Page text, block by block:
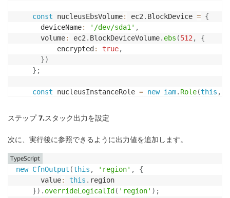
})
new route53.CnameRecord(this, `CnameApiRecord
      recordName
: fullDomain
      zone
      domainName
const revProxyCertAssociationPolicy
new iam.PolicyStatement({
]
    proxyInstanceRole
.addManagedPolicy
const nucleusEbsVolume: ec2. BlockDevice = {
      deviceName
: '/dev/sda1' ,
      volume
: ec2. BlockDeviceVolume. ebs (512,
{
          encrypted
: true,
})
} ;
const nucleusInstanceRole = new iam. Role(this ,
      description
'EC2 Instance Role'
      managedPolicies
:
          iam
. ManagedPolicy fromAwsManagedPolicyName
] ,
      inlinePolicies
        getBucketObjectsPolicy
:
}
})
ステップ 7.スタック出力を設定
次に、実行後に参照できるように出力値を追加します。
new CfnOutput (this , 'region' ,
{
      value
: this . region
}) . overrideLogicalId ( 'region' ) ;
TypeScript